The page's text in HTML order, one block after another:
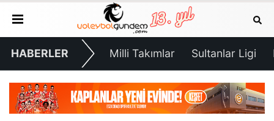
HABERLER Milli Takımlar Sultanlar Ligi